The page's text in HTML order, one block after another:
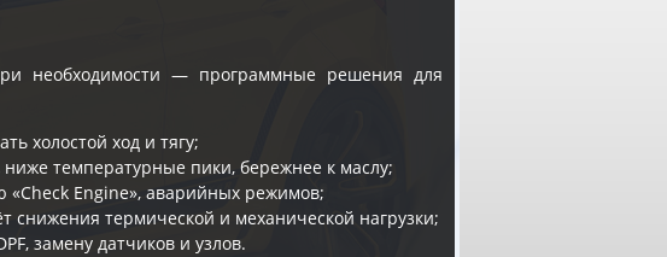
необходимости — программные решения для
холостой ход и тягу;
температурные пики, бережнее к маслу;
«Check Engine», аварийных режимов;
снижения термической и механической нагрузки;
замену датчиков и узлов.